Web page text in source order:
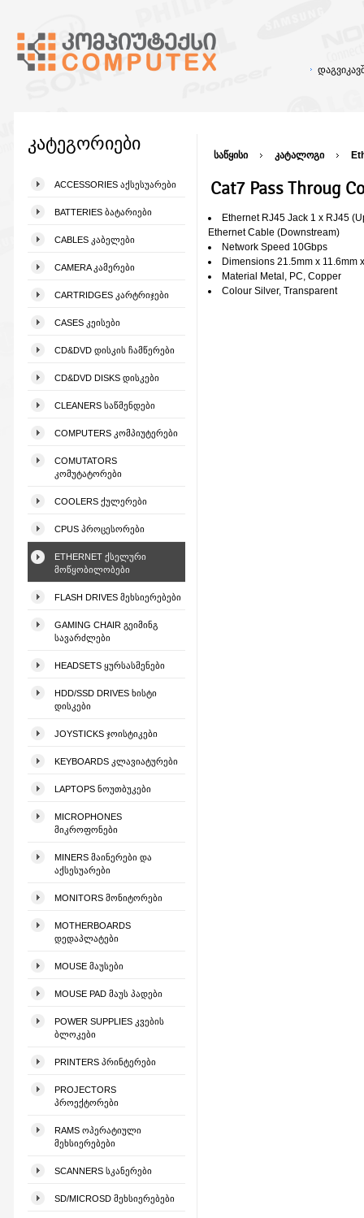
კატეგორიები
ACCESSORIES ᲐᲥᲡᲔᲡᲣᲐᲠᲔᲑᲘ
BATTERIES ᲑᲐᲢᲐᲠᲘᲔᲑᲘ
CABLES ᲙᲐᲑᲔᲚᲔᲑᲘ
CAMERA ᲙᲐᲛᲔᲠᲔᲑᲘ
CARTRIDGES ᲙᲐᲠᲢᲠᲘᲯᲔᲑᲘ
CASES ᲙᲔᲘᲡᲔᲑᲘ
CD&DVD ᲓᲘᲡᲙᲘᲡ ᲩᲐᲛᲬᲔᲠᲔᲑᲘ
CD&DVD DISKS ᲓᲘᲡᲙᲔᲑᲘ
CLEANERS ᲡᲐᲬᲛᲔᲜᲓᲔᲑᲘ
COMPUTERS ᲙᲝᲛᲞᲘᲣᲢᲔᲠᲔᲑᲘ
COMUTATORS
ᲙᲝᲛᲣᲢᲐᲢᲝᲠᲔᲑᲘ
COOLERS ᲥᲣᲚᲔᲠᲔᲑᲘ
CPUS ᲞᲠᲝᲪᲔᲡᲝᲠᲔᲑᲘ
ETHERNET ᲥᲡᲔᲚᲣᲠᲘ
ᲛᲝᲬᲧᲝᲑᲘᲚᲝᲑᲔᲑᲘ
FLASH DRIVES ᲛᲔᲮᲡᲘᲔᲠᲔᲑᲔᲑᲘ
GAMING CHAIR ᲒᲔᲘᲛᲘᲜᲒ
ᲡᲐᲕᲐᲠᲫᲚᲔᲑᲘ
HEADSETS ᲧᲣᲠᲡᲐᲡᲛᲔᲜᲔᲑᲘ
HDD/SSD DRIVES ᲮᲘᲡᲢᲘ
ᲓᲘᲡᲙᲔᲑᲘ
JOYSTICKS ᲯᲝᲘᲡᲢᲘᲙᲔᲑᲘ
KEYBOARDS ᲙᲚᲐᲕᲘᲐᲢᲣᲠᲔᲑᲘ
LAPTOPS ᲜᲝᲣᲗᲑᲣᲙᲔᲑᲘ
MICROPHONES
ᲛᲘᲙᲠᲝᲤᲝᲜᲔᲑᲘ
MINERS ᲛᲐᲘᲜᲔᲠᲔᲑᲘ ᲓᲐ
ᲐᲥᲡᲔᲡᲣᲐᲠᲔᲑᲘ
MONITORS ᲛᲝᲜᲘᲢᲝᲠᲔᲑᲘ
MOTHERBOARDS
ᲓᲔᲓᲐᲞᲚᲐᲢᲔᲑᲘ
MOUSE ᲛᲐᲣᲡᲔᲑᲘ
MOUSE PAD ᲛᲐᲣᲡ ᲞᲐᲓᲔᲑᲘ
POWER SUPPLIES ᲙᲕᲔᲑᲘᲡ
ᲑᲚᲝᲙᲔᲑᲘ
PRINTERS ᲞᲠᲘᲜᲢᲔᲠᲔᲑᲘ
PROJECTORS
ᲞᲠᲝᲔᲥᲢᲝᲠᲔᲑᲘ
RAMS ᲝᲞᲔᲠᲐᲢᲘᲣᲚᲘ
ᲛᲔᲮᲡᲘᲔᲠᲔᲑᲔᲑᲘ
SCANNERS ᲡᲙᲐᲜᲔᲠᲔᲑᲘ
SD/MICROSD ᲛᲔᲮᲡᲘᲔᲠᲔᲑᲔᲑᲘ
საწყისი კატალოგი
Cat7 Pass Throug
Ethernet RJ45 Jack 1 x RJ45
Ethernet Cable (Downstream)
Network Speed 10Gbps
Dimensions 21.5mm x 11.6mm
Material Metal, PC, Copper
Colour Silver, Transparent